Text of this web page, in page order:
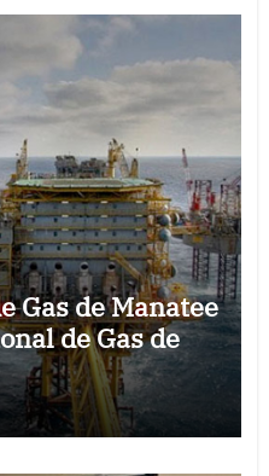
Gas de Manatee
de Gas de